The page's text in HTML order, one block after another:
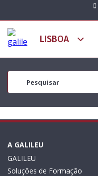
A GALILEU
GALILEU
Soluções de Formação